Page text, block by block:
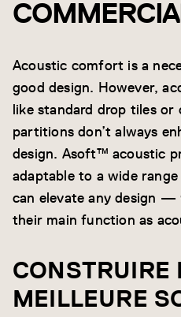
Acoustic comfort is a
good design. However,
like standard drop tiles
partitions don’t always
design. Asoft™ acoustic
adaptable to a wide
can elevate any design
their main function as
CONSTRUIRE
MEILLEURE